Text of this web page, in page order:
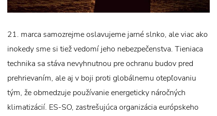
21. marca samozrejme oslavujeme jarné slnko, ale viac ako
inokedy sme si tiež vedomí jeho nebezpečenstva. Tieniaca
technika sa stáva nevyhnutnou pre ochranu budov pred
prehrievaním, ale aj v boji proti globálnemu otepľovaniu
tým, že obmedzuje používanie energeticky náročných
klimatizácií. ES-SO, zastrešujúca organizácia európskeho